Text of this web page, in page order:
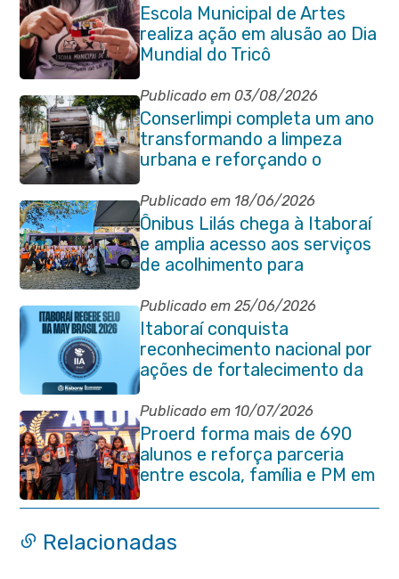
Escola Municipal de Artes
realiza ação em alusão ao Dia
Mundial do Tricô
Publicado em 03/08/2026
Conserlimpi completa um ano
transformando a limpeza
urbana e reforçando o
cuidado com Itaboraí
Publicado em 18/06/2026
Ônibus Lilás chega à Itaboraí
e amplia acesso aos serviços
de acolhimento para
mulheres
Publicado em 25/06/2026
Itaboraí conquista
reconhecimento nacional por
ações de fortalecimento da
Auditoria Interna
Publicado em 10/07/2026
Proerd forma mais de 690
alunos e reforça parceria
entre escola, família e PM em
Itaboraí
Relacionadas